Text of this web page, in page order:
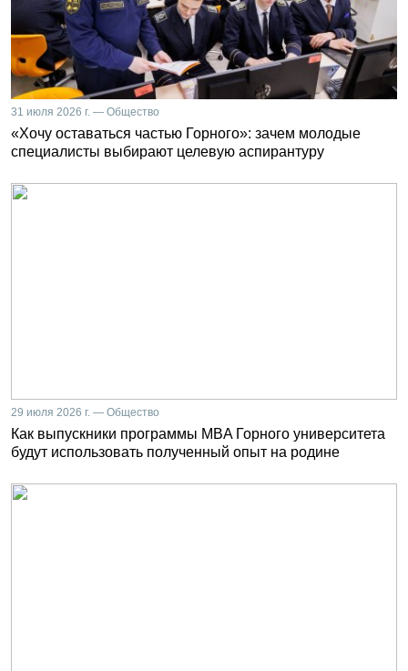
31 июля 2026 г. — Общество
«Хочу оставаться частью Горного»: зачем молодые
специалисты выбирают целевую аспирантуру
29 июля 2026 г. — Общество
Как выпускники программы MBA Горного университета
будут использовать полученный опыт на родине